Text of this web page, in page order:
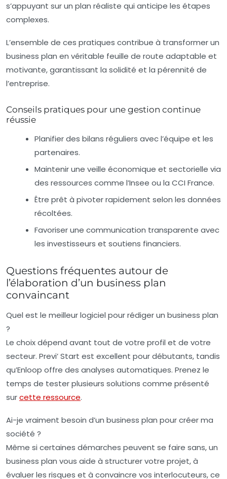
s’appuyant sur un plan réaliste qui anticipe les étapes
complexes.
L’ensemble de ces pratiques contribue à transformer un
business plan en véritable feuille de route adaptable et
motivante, garantissant la solidité et la pérennité de
l’entreprise.
Conseils pratiques pour une gestion continue
réussie
Planifier des bilans réguliers avec l’équipe et les
partenaires.
Maintenir une veille économique et sectorielle via
des ressources comme l’Insee ou la CCI France.
Être prêt à pivoter rapidement selon les données
récoltées.
Favoriser une communication transparente avec
les investisseurs et soutiens financiers.
Questions fréquentes autour de
l’élaboration d’un business plan
convaincant
Quel est le meilleur logiciel pour rédiger un business plan
?
Le choix dépend avant tout de votre profil et de votre
secteur. Previ’ Start est excellent pour débutants, tandis
qu’Enloop offre des analyses automatiques. Prenez le
temps de tester plusieurs solutions comme présenté
surcette ressource.
Ai-je vraiment besoin d’un business plan pour créer ma
société ?
Même si certaines démarches peuvent se faire sans, un
business plan vous aide à structurer votre projet, à
évaluer les risques et à convaincre vos interlocuteurs, ce